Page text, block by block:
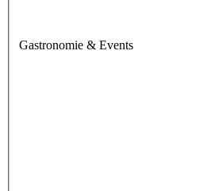
Gastronomie & Events